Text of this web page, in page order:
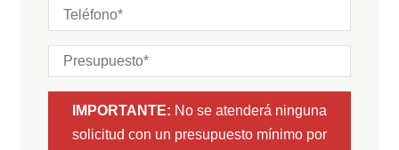
IMPORTANTE: No se atenderá ninguna
solicitud con un presupuesto mínimo por